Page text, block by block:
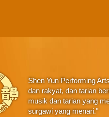
Shen Yun Performing
dan rakyat, dan tarian
musik dan tarian yang
surgawi yang menari."